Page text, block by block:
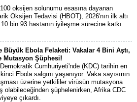
oksijen solunumu esasına dayanan
Oksijen Tedavisi (HBOT), 2026'nın ilk altı
10 bin 93 hastanın iyileşme sürecine katkı
Büyük Ebola Felaketi: Vakalar 4 Bini Aştı,
Mutasyon Şüphesi!
Cumhuriyeti'nde (KDC) tarihin en
Ebola salgını yaşanıyor. Vaka sayısının
üzerine yetkililer virüsün mutasyona
olabileceğinden şüphelenirken, Afrika CDC
çıkardı.